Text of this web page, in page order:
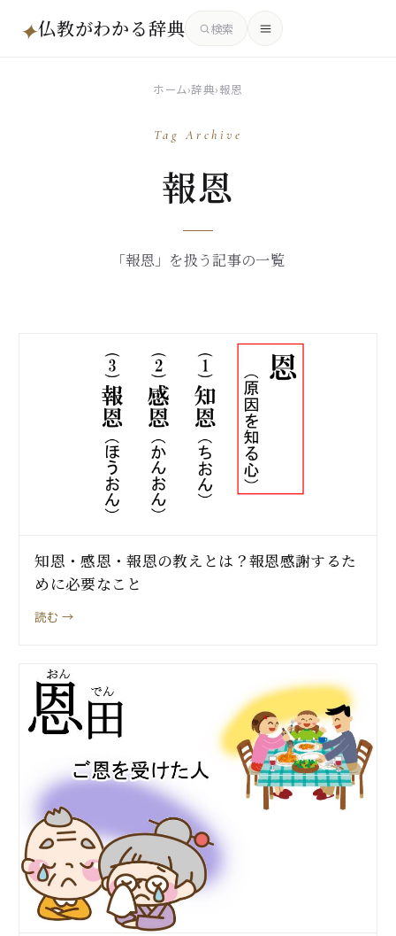
✦仏教がわかる辞典 検索
ホーム›辞典›報恩
Tag Archive
報恩
「報恩」を扱う記事の一覧
知恩・感恩・報恩の教えとは？報恩感謝するた
めに必要なこと
読む →